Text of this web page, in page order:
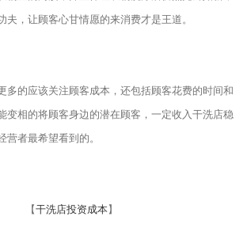
，让顾客心甘情愿的来消费才是王道。
多的应该关注顾客成本，还包括顾客花费的时间和
相的将顾客身边的潜在顾客，一定收入干洗店稳
者最希望看到的。
【干洗店投资成本】